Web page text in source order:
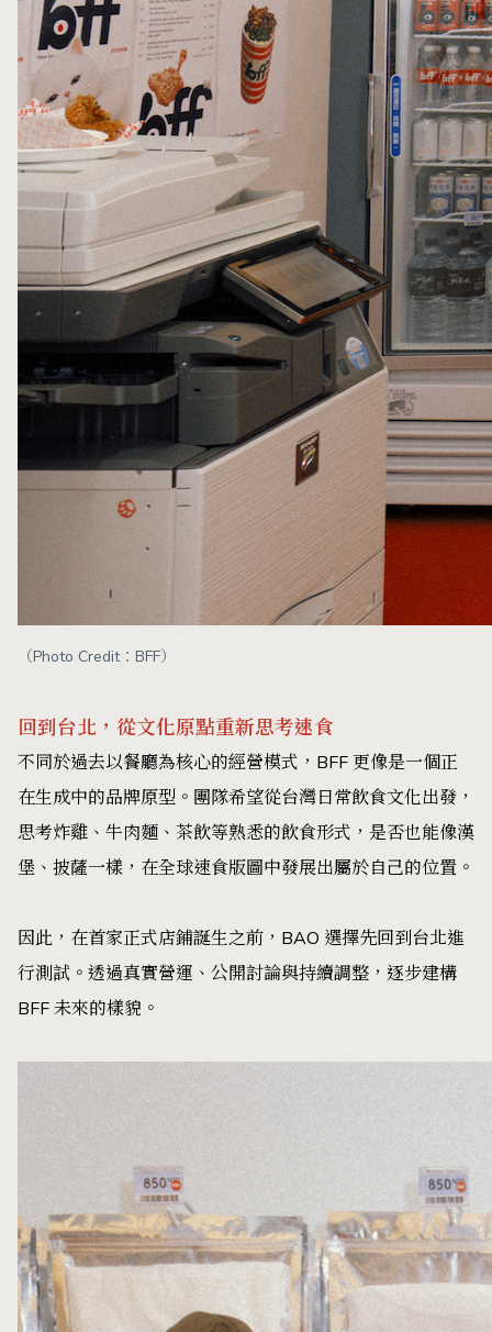
（Photo Credit：BFF）
回到台北，從文化原點重新思考速食
不同於過去以餐廳為核心的經營模式，BFF 更像是一個正
在生成中的品牌原型。團隊希望從台灣日常飲食文化出發，
思考炸雞、牛肉麵、茶飲等熟悉的飲食形式，是否也能像漢
堡、披薩一樣，在全球速食版圖中發展出屬於自己的位置。
因此，在首家正式店鋪誕生之前，BAO 選擇先回到台北進
行測試。透過真實營運、公開討論與持續調整，逐步建構
BFF 未來的樣貌。